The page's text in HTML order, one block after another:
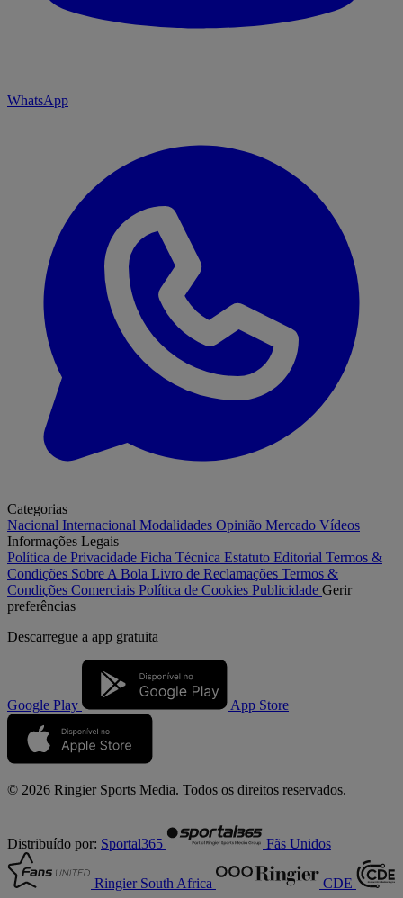
WhatsApp
Categorias
Nacional Internacional Modalidades Opinião Mercado Vídeos
Informações Legais
Política de Privacidade Ficha Técnica Estatuto Editorial Termos &
Condições Sobre A Bola Livro de Reclamações Termos &
Condições Comerciais Política de Cookies Publicidade Gerir
preferências
Descarregue a app gratuita
Google Play App Store
© 2026 Ringier Sports Media. Todos os direitos reservados.
Distribuído por: Sportal365 Fãs Unidos
Ringier South Africa CDE